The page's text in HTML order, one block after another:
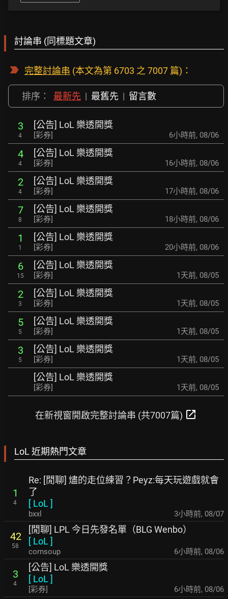
討論串 (同標題文章)
完整討論串 (本文為第 6703 之 7007 篇)：
排序： 最新先 | 最舊先 | 留言數
3
4
[公告] LoL 樂透開獎
[彩券] 6小時前, 08/06
4
4
[公告] LoL 樂透開獎
[彩券] 16小時前, 08/06
2
4
[公告] LoL 樂透開獎
[彩券] 17小時前, 08/06
7
8
[公告] LoL 樂透開獎
[彩券] 18小時前, 08/06
1
1
[公告] LoL 樂透開獎
[彩券] 20小時前, 08/06
6
15
[公告] LoL 樂透開獎
[彩券] 1天前, 08/05
2
3
[公告] LoL 樂透開獎
[彩券] 1天前, 08/05
5
5
[公告] LoL 樂透開獎
[彩券] 1天前, 08/05
3
5
[公告] LoL 樂透開獎
[彩券] 1天前, 08/05
[公告] LoL 樂透開獎
[彩券] 1天前, 08/05
在新視窗開啟完整討論串 (共7007篇) open_in_new
LoL 近期熱門文章
1
4
Re: [閒聊] 燼的走位練習？Peyz:每天玩遊戲就會
了
[ LoL ]
bxxl 3小時前, 08/07
42
58
[閒聊] LPL 今日先發名單（BLG Wenbo）
[ LoL ]
cornsoup 6小時前, 08/06
3
4
[公告] LoL 樂透開獎
[ LoL ]
[彩券] 6小時前, 08/06